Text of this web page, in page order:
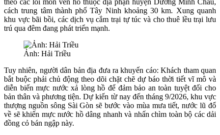
theo các lối mòn ven hồ thuộc địa phận huyện Dương Minh Châu,
cách trung tâm thành phố Tây Ninh khoảng 30 km. Xung quanh
khu vực bãi bồi, các dịch vụ cắm trại tự túc và cho thuê lều trại lưu
trú qua đêm đang phát triển mạnh.
Ảnh: Hải Triều
Tuy nhiên, người dân bản địa đưa ra khuyến cáo: Khách tham quan
bắt buộc phải chủ động theo dõi chặt chẽ dự báo thời tiết vĩ mô và
diễn biến mực nước xả lòng hồ để đảm bảo an toàn tuyệt đối cho
bản thân và phương tiện. Dự kiến từ nay đến tháng 9/2026, khu vực
thượng nguồn sông Sài Gòn sẽ bước vào mùa mưa tiết, nước lũ đổ
về sẽ khiến mực nước hồ dâng nhanh và nhấn chìm toàn bộ các dải
đồng cỏ bán ngập này.